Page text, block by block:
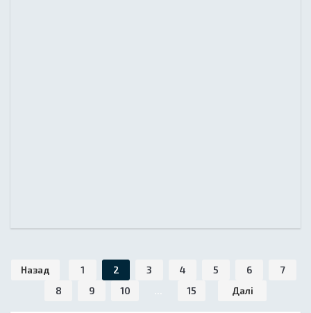
Назад 1 2 3 4 5 6
7
8
9 10 15 Далі